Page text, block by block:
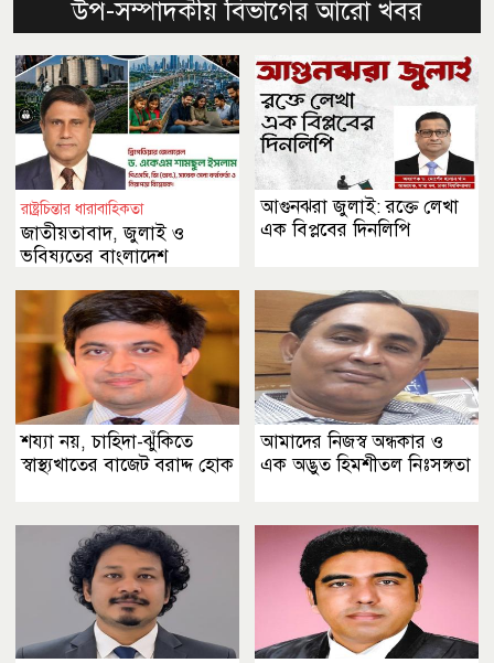
উপ-সম্পাদকীয় বিভাগের আরো খবর
রাষ্ট্রচিন্তার ধারাবাহিকতা
জাতীয়তাবাদ, জুলাই ও
ভবিষ্যতের বাংলাদেশ
আগুনঝরা জুলাই: রক্তে লেখা
এক বিপ্লবের দিনলিপি
শয্যা নয়, চাহিদা-ঝুঁকিতে
স্বাস্থ্যখাতের বাজেট বরাদ্দ হোক
আমাদের নিজস্ব অন্ধকার ও
এক অদ্ভুত হিমশীতল নিঃসঙ্গতা